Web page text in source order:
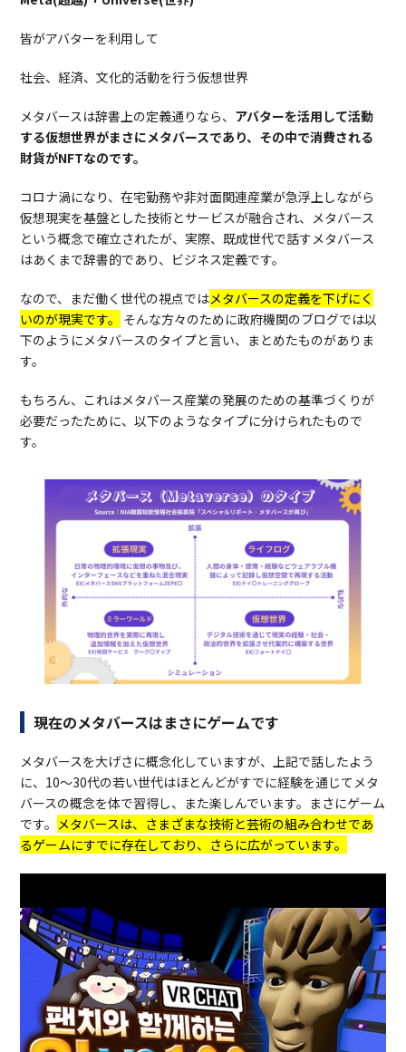
皆がアバターを利用して
社会、経済、文化的活動を行う仮想世界
メタバースは辞書上の定義通りなら、 アバターを活用して活動
する仮想世界がまさにメタバースであり、その中で消費される
財貨がNFTなのです。
コロナ渦になり、在宅勤務や非対面関連産業が急浮上しながら
仮想現実を基盤とした技術とサービスが融合され、メタバース
という概念で確立されたが、実際、既成世代で話すメタバース
はあくまで辞書的であり、ビジネス定義です。
なので、まだ働く世代の視点ではメタバースの定義を下げにく
いのが現実です。
そんな方々のために政府機関のブログでは以
下のようにメタバースのタイプと言い、まとめたものがありま
す。
もちろん、これはメタバース産業の発展のための基準づくりが
必要だったために、以下のようなタイプに分けられたもので
す。
現在のメタバースはまさにゲームです
メタバースを大げさに概念化していますが、上記で話したよう
に、10～30代の若い世代はほとんどがすでに経験を通じてメタ
バースの概念を体で習得し、また楽しんでいます。まさにゲーム
です。 メタバースは、さまざまな技術と芸術の組み合わせであ
るゲームにすでに存在しており、さらに広がっています。